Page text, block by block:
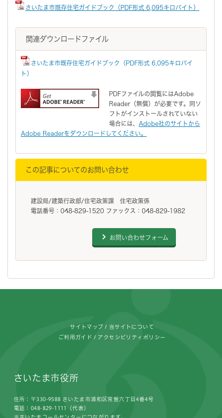
さいたま市既存住宅ガイドブック（PDF形式 6,095キロバイト）
関連ダウンロードファイル
さいたま市既存住宅ガイドブック（PDF形式 6,095キロバイ
ト）
PDFファイルの閲覧にはAdobe
Reader（無償）が必要です。同ソ
フトがインストールされていない
場合には、 Adobe社のサイトから
Adobe Readerをダウンロードしてください。
この記事についてのお問い合わせ
建設局/建築行政部/住宅政策課 住宅政策係
電話番号：048-829-1520 ファックス：048-829-1982
お問い合わせフォーム
サイトマップ 当サイトについて
ご利用ガイド アクセシビリティポリシー
さいたま市役所
住所：〒330-9588 さいたま市浦和区常盤六丁目4番4号
電話：048-829-1111（代表）
※さいたまコールセンターにつながります。